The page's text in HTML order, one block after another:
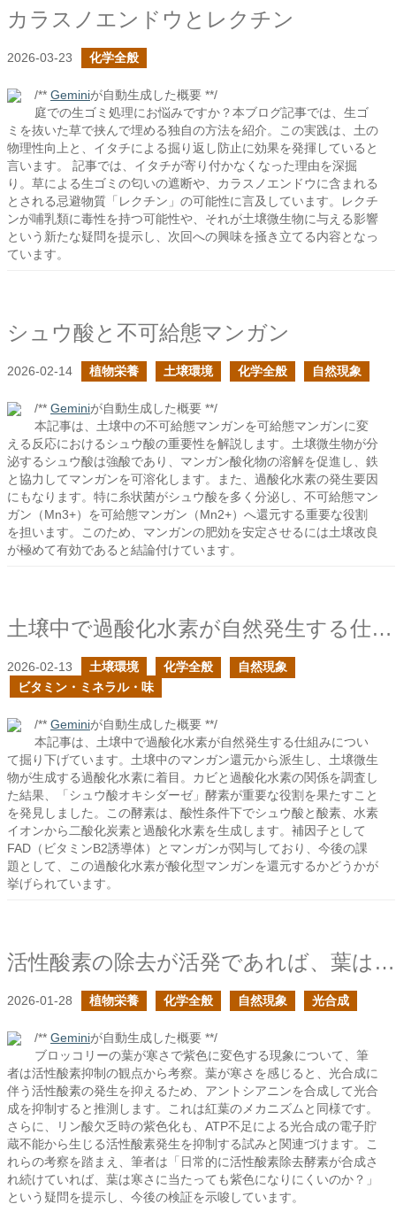
カラスノエンドウとレクチン
2026-03-23 化学全般
/** Geminiが自動生成した概要 **/
庭での生ゴミ処理にお悩みですか？本ブログ記事では、生ゴ
ミを抜いた草で挟んで埋める独自の方法を紹介。この実践は、土の
物理性向上と、イタチによる掘り返し防止に効果を発揮していると
言います。 記事では、イタチが寄り付かなくなった理由を深掘
り。草による生ゴミの匂いの遮断や、カラスノエンドウに含まれる
とされる忌避物質「レクチン」の可能性に言及しています。レクチ
ンが哺乳類に毒性を持つ可能性や、それが土壌微生物に与える影響
という新たな疑問を提示し、次回への興味を掻き立てる内容となっ
ています。
シュウ酸と不可給態マンガン
2026-02-14 植物栄養 土壌環境 化学全般 自然現象
/** Geminiが自動生成した概要 **/
本記事は、土壌中の不可給態マンガンを可給態マンガンに変
える反応におけるシュウ酸の重要性を解説します。土壌微生物が分
泌するシュウ酸は強酸であり、マンガン酸化物の溶解を促進し、鉄
と協力してマンガンを可溶化します。また、過酸化水素の発生要因
にもなります。特に糸状菌がシュウ酸を多く分泌し、不可給態マン
ガン（Mn3+）を可給態マンガン（Mn2+）へ還元する重要な役割
を担います。このため、マンガンの肥効を安定させるには土壌改良
が極めて有効であると結論付けています。
土壌中で過酸化水素が自然発生する仕組みを知りたい
2026-02-13 土壌環境 化学全般
自然現象
ビタミン・ミネラル・味
/** Geminiが自動生成した概要 **/
本記事は、土壌中で過酸化水素が自然発生する仕組みについ
て掘り下げています。土壌中のマンガン還元から派生し、土壌微生
物が生成する過酸化水素に着目。カビと過酸化水素の関係を調査し
た結果、「シュウ酸オキシダーゼ」酵素が重要な役割を果たすこと
を発見しました。この酵素は、酸性条件下でシュウ酸と酸素、水素
イオンから二酸化炭素と過酸化水素を生成します。補因子として
FAD（ビタミンB2誘導体）とマンガンが関与しており、今後の課
題として、この過酸化水素が酸化型マンガンを還元するかどうかが
挙げられています。
活性酸素の除去が活発であれば、葉は寒さに当たっても紫色の色素を合成しないのか？
2026-01-28 植物栄養 化学全般 自然現象 光合成
/** Geminiが自動生成した概要 **/
ブロッコリーの葉が寒さで紫色に変色する現象について、筆
者は活性酸素抑制の観点から考察。葉が寒さを感じると、光合成に
伴う活性酸素の発生を抑えるため、アントシアニンを合成して光合
成を抑制すると推測します。これは紅葉のメカニズムと同様です。
さらに、リン酸欠乏時の紫色化も、ATP不足による光合成の電子貯
蔵不能から生じる活性酸素発生を抑制する試みと関連づけます。こ
れらの考察を踏まえ、筆者は「日常的に活性酸素除去酵素が合成さ
れ続けていれば、葉は寒さに当たっても紫色になりにくいのか？」
という疑問を提示し、今後の検証を示唆しています。